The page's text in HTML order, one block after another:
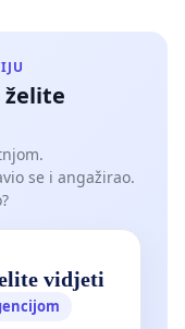
želite
se i angažirao.
vidjeti